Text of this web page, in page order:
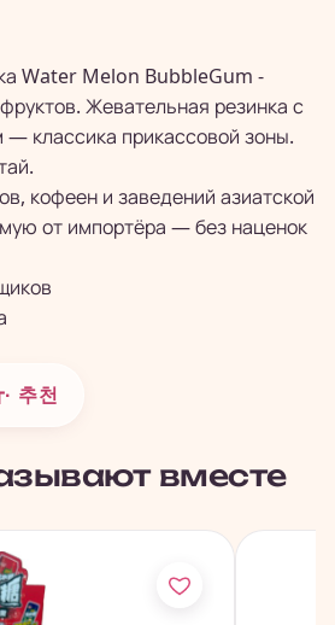
Water Melon BubbleGum -
Жевательная резинка с
классика прикассовой зоны.
кофеен и заведений азиатской
от импортёра — без наценок
· 추천
вместе